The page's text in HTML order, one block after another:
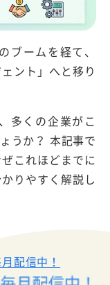
ブームを経て、
ント」へと移り
多くの企業がこ
うか？ 本記事で
これほどまでに
りやすく解説し
配信中！